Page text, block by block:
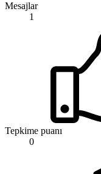
Mesajlar
1
Tepkime puanı
0